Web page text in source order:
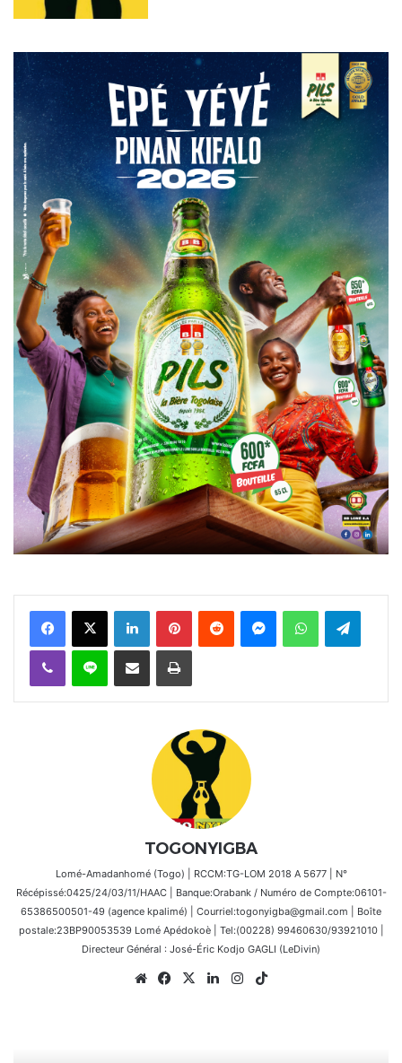
FacebookX Linkedin PinterestReddit MessengerWhatsAppTelegram
Viber Ligne Partager par email Imprimer
TOGONYIGBA
Lomé-Amadanhomé (Togo) | RCCM:TG-LOM 2018 A 5677 | N°
Récépissé:0425/24/03/11/HAAC | Banque:Orabank / Numéro de Compte:06101-
65386500501-49 (agence kpalimé) | Courriel:togonyigba@gmail.com | Boîte
postale:23BP90053539 Lomé Apédokoè | Tel:(00228) 99460630/93921010 |
Directeur Général : José-Éric Kodjo GAGLI (LeDivin)
WebsiteFacebook
X LinkedinInstagram